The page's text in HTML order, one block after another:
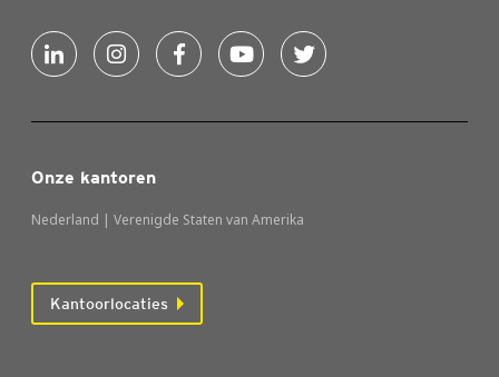
Onze kantoren
Nederland | Verenigde Staten van Amerika
Kantoorlocaties